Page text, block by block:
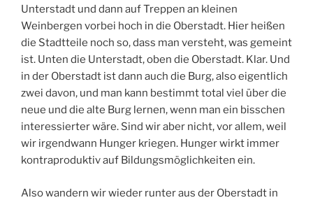
Unterstadt und dann auf Treppen an kleinen
Weinbergen vorbei hoch in die Oberstadt. Hier heißen
die Stadtteile noch so, dass man versteht, was gemeint
ist. Unten die Unterstadt, oben die Oberstadt. Klar. Und
in der Oberstadt ist dann auch die Burg, also eigentlich
zwei davon, und man kann bestimmt total viel über die
neue und die alte Burg lernen, wenn man ein bisschen
interessierter wäre. Sind wir aber nicht, vor allem, weil
wir irgendwann Hunger kriegen. Hunger wirkt immer
kontraproduktiv auf Bildungsmöglichkeiten ein.
Also wandern wir wieder runter aus der Oberstadt in